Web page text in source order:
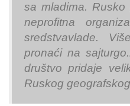
sa mladima.
neprofitna
sredstvavlade.
pronaći na
društvo pridaje
Ruskog